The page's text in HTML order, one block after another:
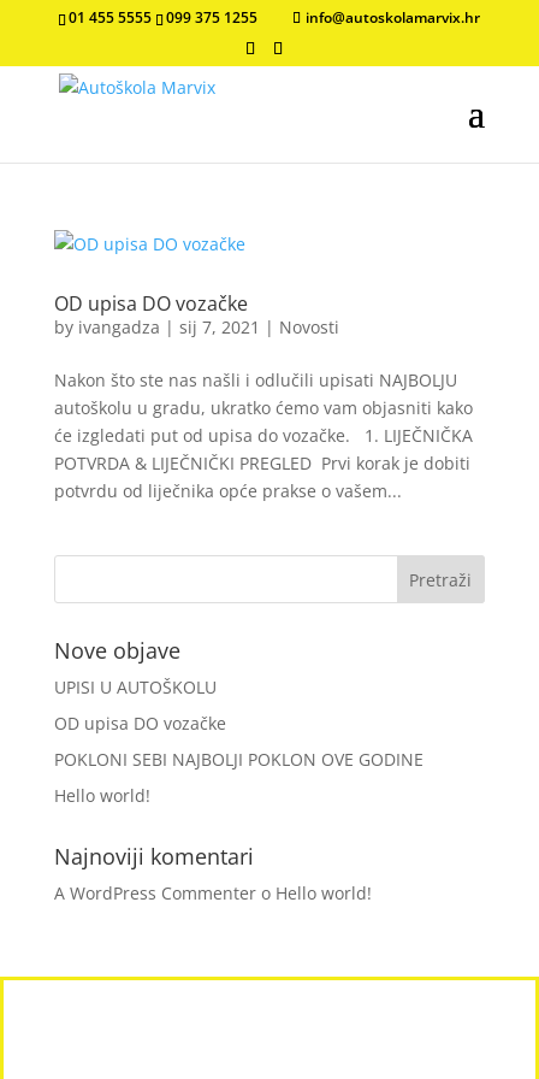
01 455 5555 099 375 1255 info@autoskolamarvix.hr
OD upisa DO vozačke
by ivangadza | sij 7, 2021 | Novosti
Nakon što ste nas našli i odlučili upisati NAJBOLJU
autoškolu u gradu, ukratko ćemo vam objasniti kako
će izgledati put od upisa do vozačke. 1. LIJEČNIČKA
POTVRDA & LIJEČNIČKI PREGLED Prvi korak je dobiti
potvrdu od liječnika opće prakse o vašem...
Nove objave
UPISI U AUTOŠKOLU
OD upisa DO vozačke
POKLONI SEBI NAJBOLJI POKLON OVE GODINE
Hello world!
Najnoviji komentari
A WordPress Commentero Hello world!